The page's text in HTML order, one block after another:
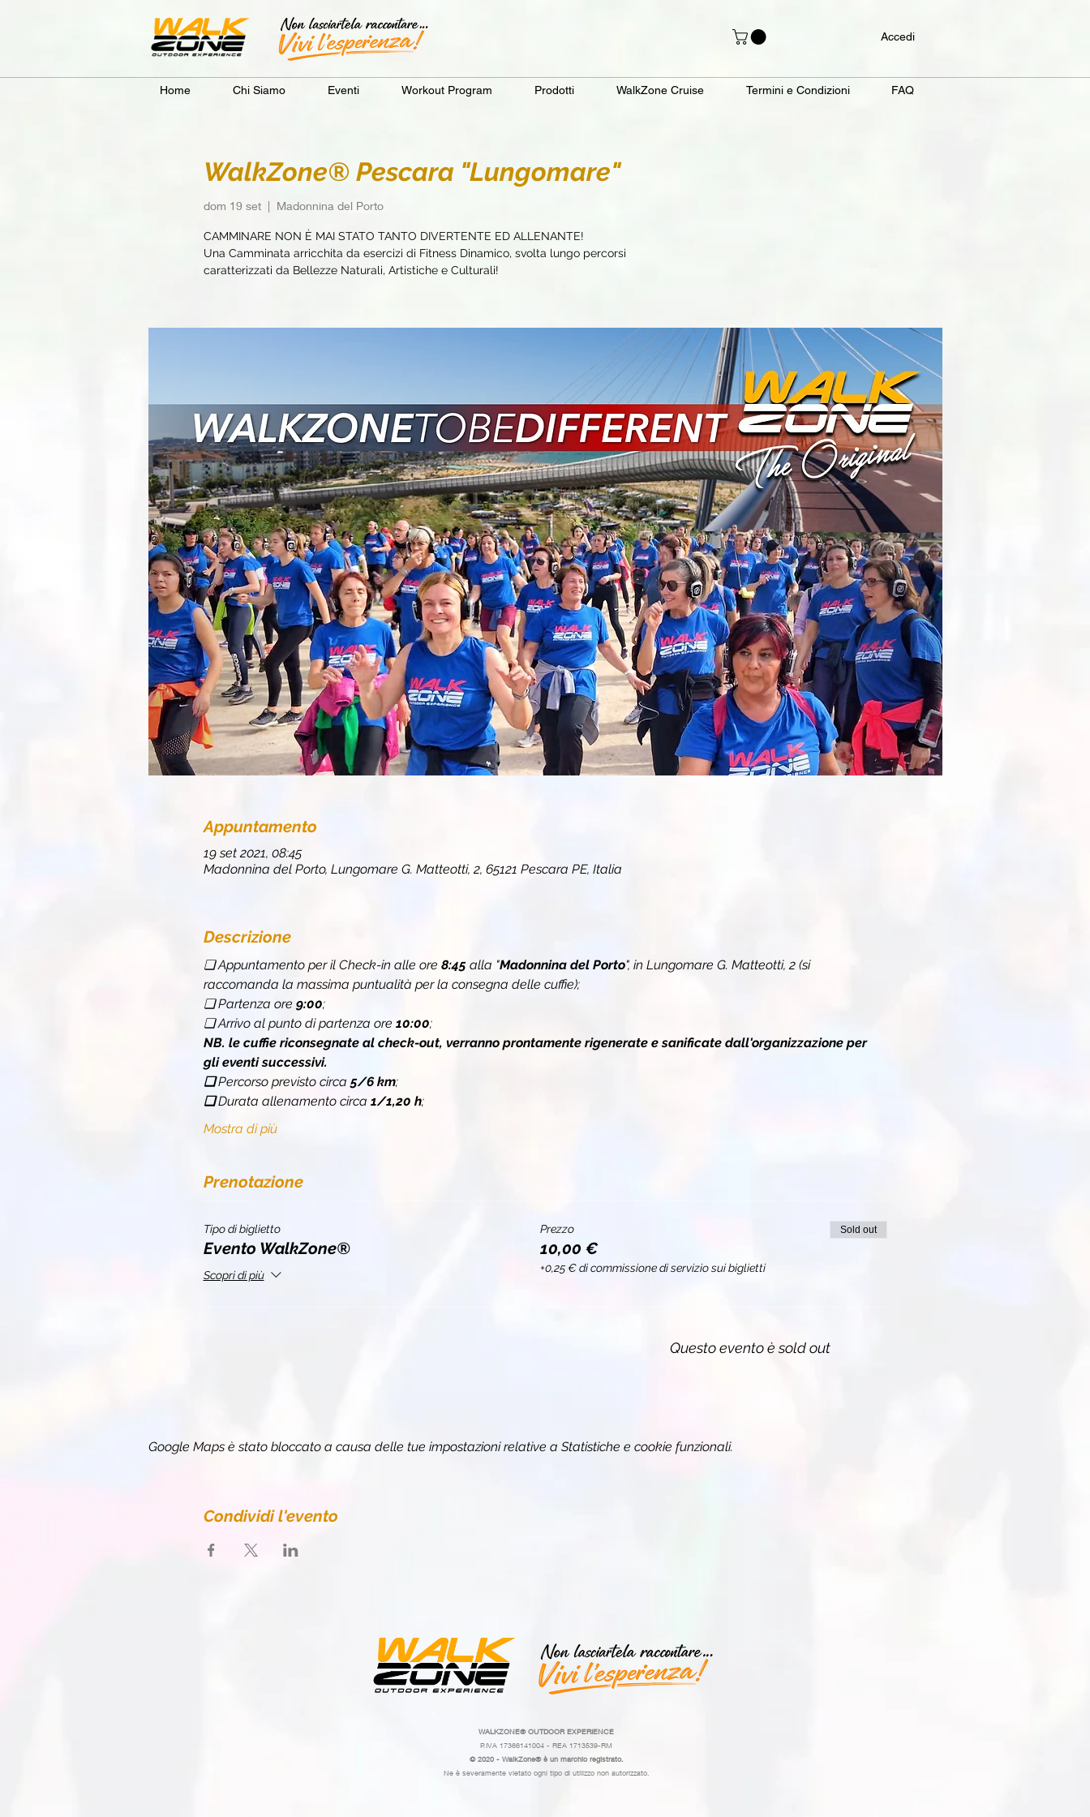
Accedi
Home Chi Siamo Eventi Workout Program Prodotti WalkZone Cruise Termini e Condizioni FAQ
WalkZone® Pescara "Lungomare"
dom 19 set
  |
Madonnina del Porto
CAMMINARE NON È MAI STATO TANTO DIVERTENTE ED ALLENANTE!
Una Camminata arricchita da esercizi di Fitness Dinamico, svolta lungo percorsi
caratterizzati da Bellezze Naturali, Artistiche e Culturali!
Appuntamento
19 set 2021, 08:45
Madonnina del Porto, Lungomare G. Matteotti, 2, 65121 Pescara PE, Italia
Descrizione
❏ Appuntamento per il Check-in alle ore 8:45 alla "Madonnina del Porto", in Lungomare G. Matteotti, 2 (si
raccomanda la massima puntualità per la consegna delle cuffie);
❏ Partenza ore 9:00;
❏ Arrivo al punto di partenza ore 10:00;
NB. le cuffie riconsegnate al check-out, verranno prontamente rigenerate e sanificate dall'organizzazione per
gli eventi successivi.
❏ Percorso previsto circa 5/6 km;
❏ Durata allenamento circa 1/1,20 h;
Mostra di più
Prenotazione
Tipo di biglietto
Evento WalkZone®
Scopri di più
Prezzo
10,00 €
+0,25 € di commissione di servizio sui biglietti
Sold out
Questo evento è sold out
Google Maps è stato bloccato a causa delle tue impostazioni relative a Statistiche e cookie funzionali.
Condividi l'evento
WALKZONE®OUTDOOR EXPERIENCE
P.IVA 17366141004 - REA 1713539-RM
© 2020 - WalkZone® è un marchio registrato.
Ne è severamente vietato ogni tipo di utilizzo non autorizzato.